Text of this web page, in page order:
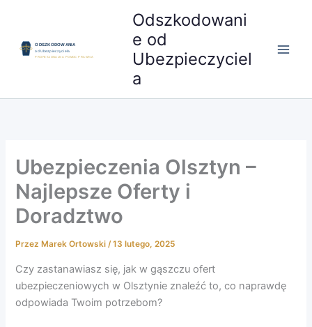
treści
Odszkodowani
e od
Ubezpieczyciel
a
Ubezpieczenia Olsztyn –
Najlepsze Oferty i
Doradztwo
Przez Marek Ortowski/13 lutego, 2025
Czy zastanawiasz się, jak w gąszczu ofert
ubezpieczeniowych w Olsztynie znaleźć to, co naprawdę
odpowiada Twoim potrzebom?